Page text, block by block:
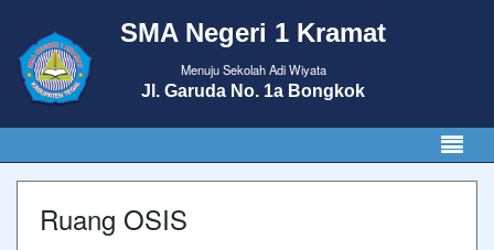
SMA Negeri 1 Kramat
Menuju Sekolah Adi Wiyata
Jl. Garuda No. 1a Bongkok
Ruang OSIS